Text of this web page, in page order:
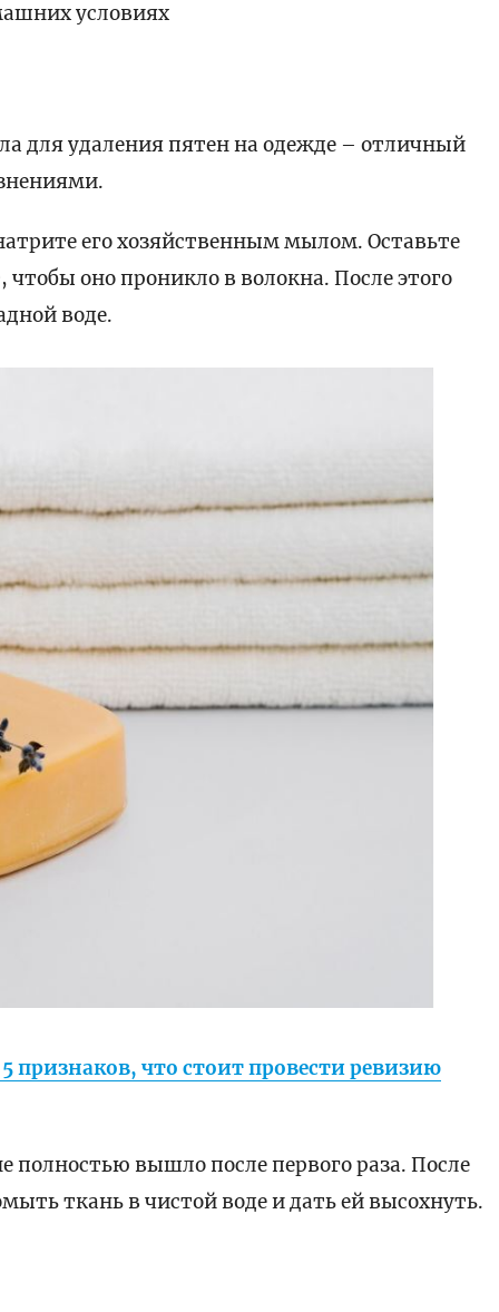
условиях
для удаления пятен на одежде – отличный
его хозяйственным мылом. Оставьте
оно проникло в волокна. После этого
воде.
признаков, что стоит провести ревизию
полностью вышло после первого раза. После
ткань в чистой воде и дать ей высохнуть.